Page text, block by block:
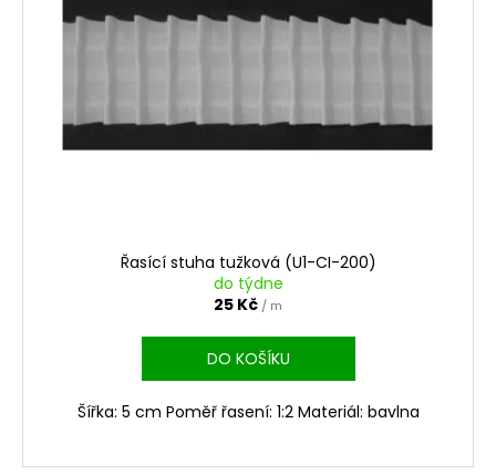
Řasící stuha tužková (U1-CI-200)
do týdne
25 Kč / m
DO KOŠÍKU
Šířka: 5 cm Poměř řasení: 1:2 Materiál: bavlna